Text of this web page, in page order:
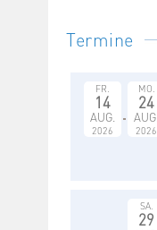
Termine
FR.
14
AUG.
2026
MO.
24
AUG.
2026
SA.
29